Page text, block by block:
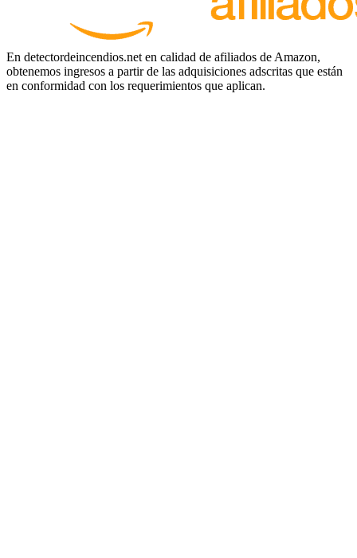
En detectordeincendios.net en calidad de afiliados de Amazon,
obtenemos ingresos a partir de las adquisiciones adscritas que están
en conformidad con los requerimientos que aplican.